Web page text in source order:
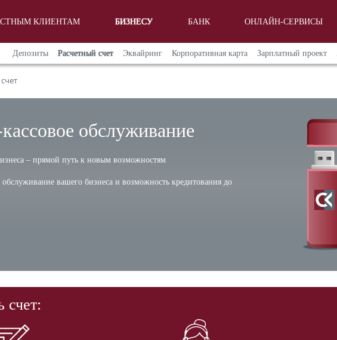
КЛИЕНТАМ БИЗНЕСУ БАНК ОНЛАЙН-СЕРВИСЫ
Депозиты Расчетный счет Эквайринг Корпоративная карта Зарплатный проект
обслуживание
– прямой путь к новым возможностям
вашего бизнеса и возможность кредитования до
счет: